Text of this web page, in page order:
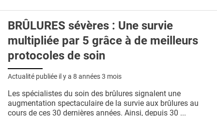
BRÛLURES sévères : Une survie
multipliée par 5 grâce à de meilleurs
protocoles de soin
Actualité publiée il y a 8 années 3 mois
Les spécialistes du soin des brûlures signalent une
augmentation spectaculaire de la survie aux brûlures au
cours de ces 30 dernières années. Ainsi, depuis 30 ...